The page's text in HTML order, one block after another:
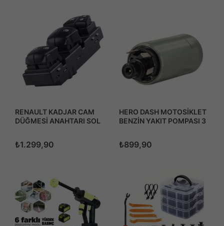
RENAULT KADJAR CAM
DÜĞMESİ ANAHTARI SOL
₺1.299,90
HERO DASH MOTOSİKLET
BENZİN YAKIT POMPASI 3
₺899,90